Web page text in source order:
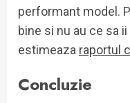
performant model.
bine si nu au ce sa
estimeaza raportul
Concluzie